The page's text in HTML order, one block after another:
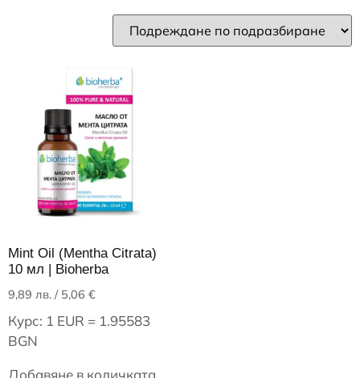
Mint Oil (Mentha Citrata)
10 мл | Bioherba
9,89 лв. / 5,06 €
Курс: 1 EUR = 1.95583
BGN
Добавяне в количката